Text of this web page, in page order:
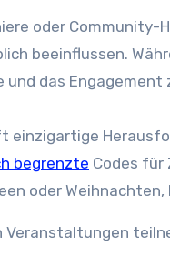
oder
beeinflussen.
das Engagement
begrenzte Codes für
oder
Veranstaltungen